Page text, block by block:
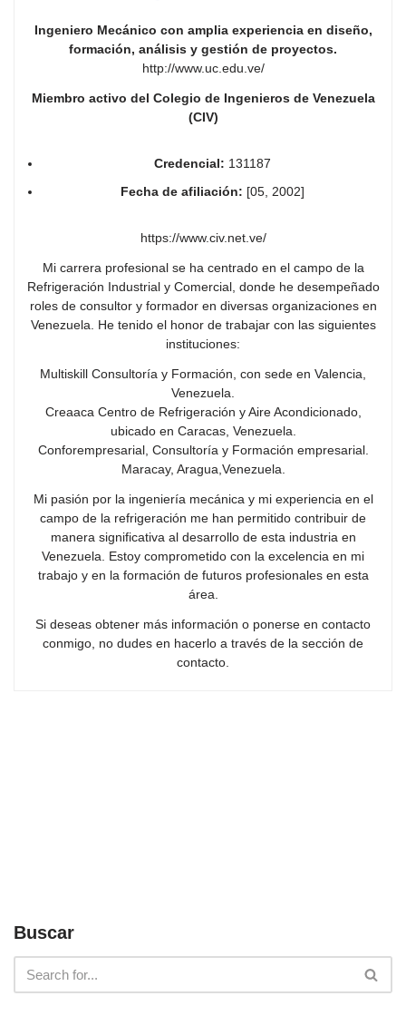
Ingeniero Mecánico con amplia experiencia en diseño,
formación, análisis y gestión de proyectos.
http://www.uc.edu.ve/
Miembro activo del Colegio de Ingenieros de Venezuela
(CIV)
Credencial: 131187
Fecha de afiliación: [05, 2002]
https://www.civ.net.ve/
Mi carrera profesional se ha centrado en el campo de la
Refrigeración Industrial y Comercial, donde he desempeñado
roles de consultor y formador en diversas organizaciones en
Venezuela. He tenido el honor de trabajar con las siguientes
instituciones:
Multiskill Consultoría y Formación, con sede en Valencia,
Venezuela.
Creaaca Centro de Refrigeración y Aire Acondicionado,
ubicado en Caracas, Venezuela.
Conforempresarial, Consultoría y Formación empresarial.
Maracay, Aragua,Venezuela.
Mi pasión por la ingeniería mecánica y mi experiencia en el
campo de la refrigeración me han permitido contribuir de
manera significativa al desarrollo de esta industria en
Venezuela. Estoy comprometido con la excelencia en mi
trabajo y en la formación de futuros profesionales en esta
área.
Si deseas obtener más información o ponerse en contacto
conmigo, no dudes en hacerlo a través de la sección de
contacto.
Buscar